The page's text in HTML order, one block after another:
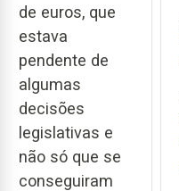
de euros, que
estava
pendente de
algumas
decisões
legislativas e
não só que se
conseguiram